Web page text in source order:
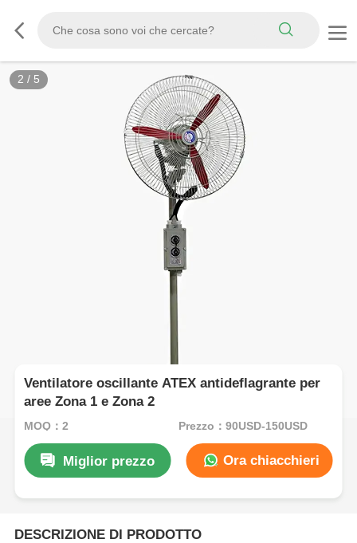
2 / 5
Ventilatore oscillante ATEX antideflagrante per
aree Zona 1 e Zona 2
MOQ：2 Prezzo：90USD-150USD
Miglior prezzo Ora chiacchieri
DESCRIZIONE DI PRODOTTO